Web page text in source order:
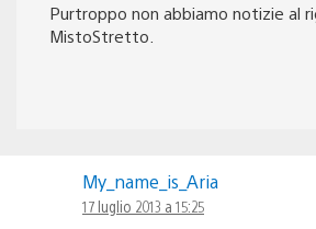
Purtroppo non abbiamo notizie al
MistoStretto.
My_name_is_Aria
17 luglio 2013 a 15:25